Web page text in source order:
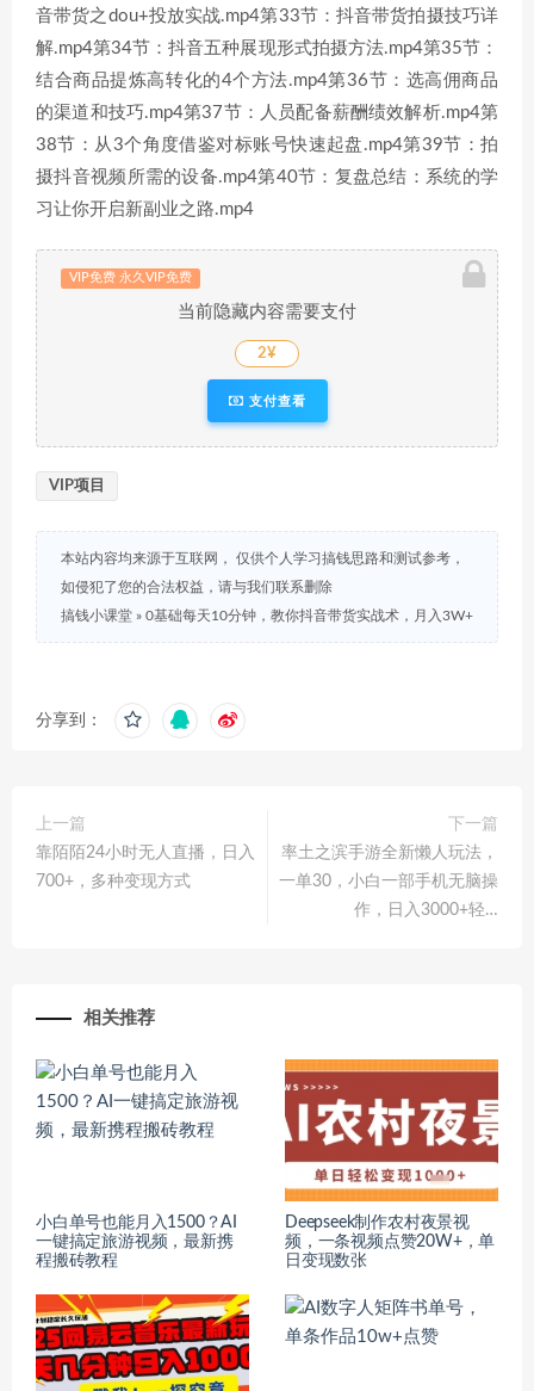
音带货之dou+投放实战.mp4第33节：抖音带货拍摄技巧详
解.mp4第34节：抖音五种展现形式拍摄方法.mp4第35节：
结合商品提炼高转化的4个方法.mp4第36节：选高佣商品
的渠道和技巧.mp4第37节：人员配备薪酬绩效解析.mp4第
38节：从3个角度借鉴对标账号快速起盘.mp4第39节：拍
摄抖音视频所需的设备.mp4第40节：复盘总结：系统的学
习让你开启新副业之路.mp4
VIP免费 永久VIP免费
当前隐藏内容需要支付
2¥
支付查看
VIP项目
本站内容均来源于互联网， 仅供个人学习搞钱思路和测试参考，
如侵犯了您的合法权益，请与我们联系删除
搞钱小课堂 » 0基础每天10分钟，教你抖音带货实战术，月入3W+
分享到：
上一篇
靠陌陌24小时无人直播，日入
700+，多种变现方式
下一篇
率土之滨手游全新懒人玩法，
一单30，小白一部手机无脑操
作，日入3000+轻…
相关推荐
小白单号也能月入1500？AI
一键搞定旅游视频，最新携
程搬砖教程
Deepseek制作农村夜景视
频，一条视频点赞20W+，单
日变现数张